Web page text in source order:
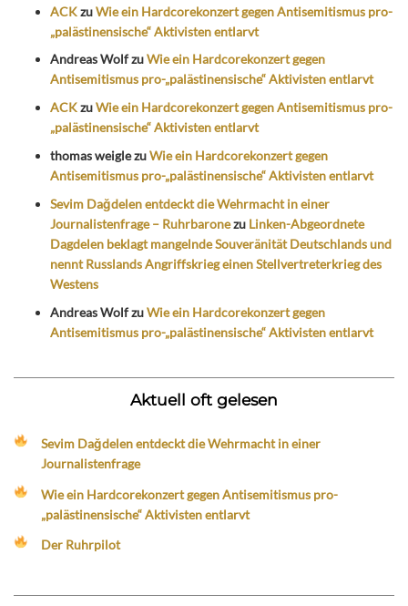
ACKzuWie ein Hardcorekonzert gegen Antisemitismus pro-
„palästinensische“ Aktivisten entlarvt
Andreas WolfzuWie ein Hardcorekonzert gegen
Antisemitismus pro-„palästinensische“ Aktivisten entlarvt
ACKzuWie ein Hardcorekonzert gegen Antisemitismus pro-
„palästinensische“ Aktivisten entlarvt
thomas weiglezuWie ein Hardcorekonzert gegen
Antisemitismus pro-„palästinensische“ Aktivisten entlarvt
Sevim Dağdelen entdeckt die Wehrmacht in einer
Journalistenfrage – Ruhrbaronezu Linken-Abgeordnete
Dagdelen beklagt mangelnde Souveränität Deutschlands und
nennt Russlands Angriffskrieg einen Stellvertreterkrieg des
Westens
Andreas WolfzuWie ein Hardcorekonzert gegen
Antisemitismus pro-„palästinensische“ Aktivisten entlarvt
Aktuell oft gelesen
Sevim Dağdelen entdeckt die Wehrmacht in einer
Journalistenfrage
Wie ein Hardcorekonzert gegen Antisemitismus pro-
„palästinensische“ Aktivisten entlarvt
Der Ruhrpilot